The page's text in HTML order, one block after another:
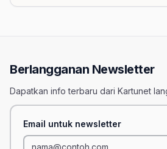
Berlangganan Newsletter
Dapatkan info terbaru dari Kartunet
Email untuk newsletter